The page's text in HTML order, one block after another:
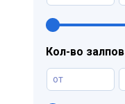
Кол-во залпов
от